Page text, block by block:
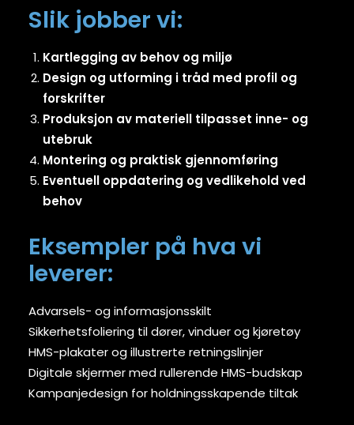
Slik jobber vi:
Kartlegging av behov og miljø
Design og utforming i tråd med profil og
forskrifter
Produksjon av materiell tilpasset inne- og
utebruk
Montering og praktisk gjennomføring
Eventuell oppdatering og vedlikehold ved
behov
Eksempler på hva vi
leverer:
Advarsels- og informasjonsskilt
Sikkerhetsfoliering til dører, vinduer og kjøretøy
HMS-plakater og illustrerte retningslinjer
Digitale skjermer med rullerende HMS-budskap
Kampanjedesign for holdningsskapende tiltak